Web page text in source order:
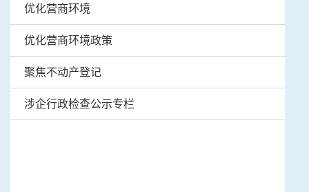
优化营商环境
优化营商环境政策
聚焦不动产登记
涉企行政检查公示专栏